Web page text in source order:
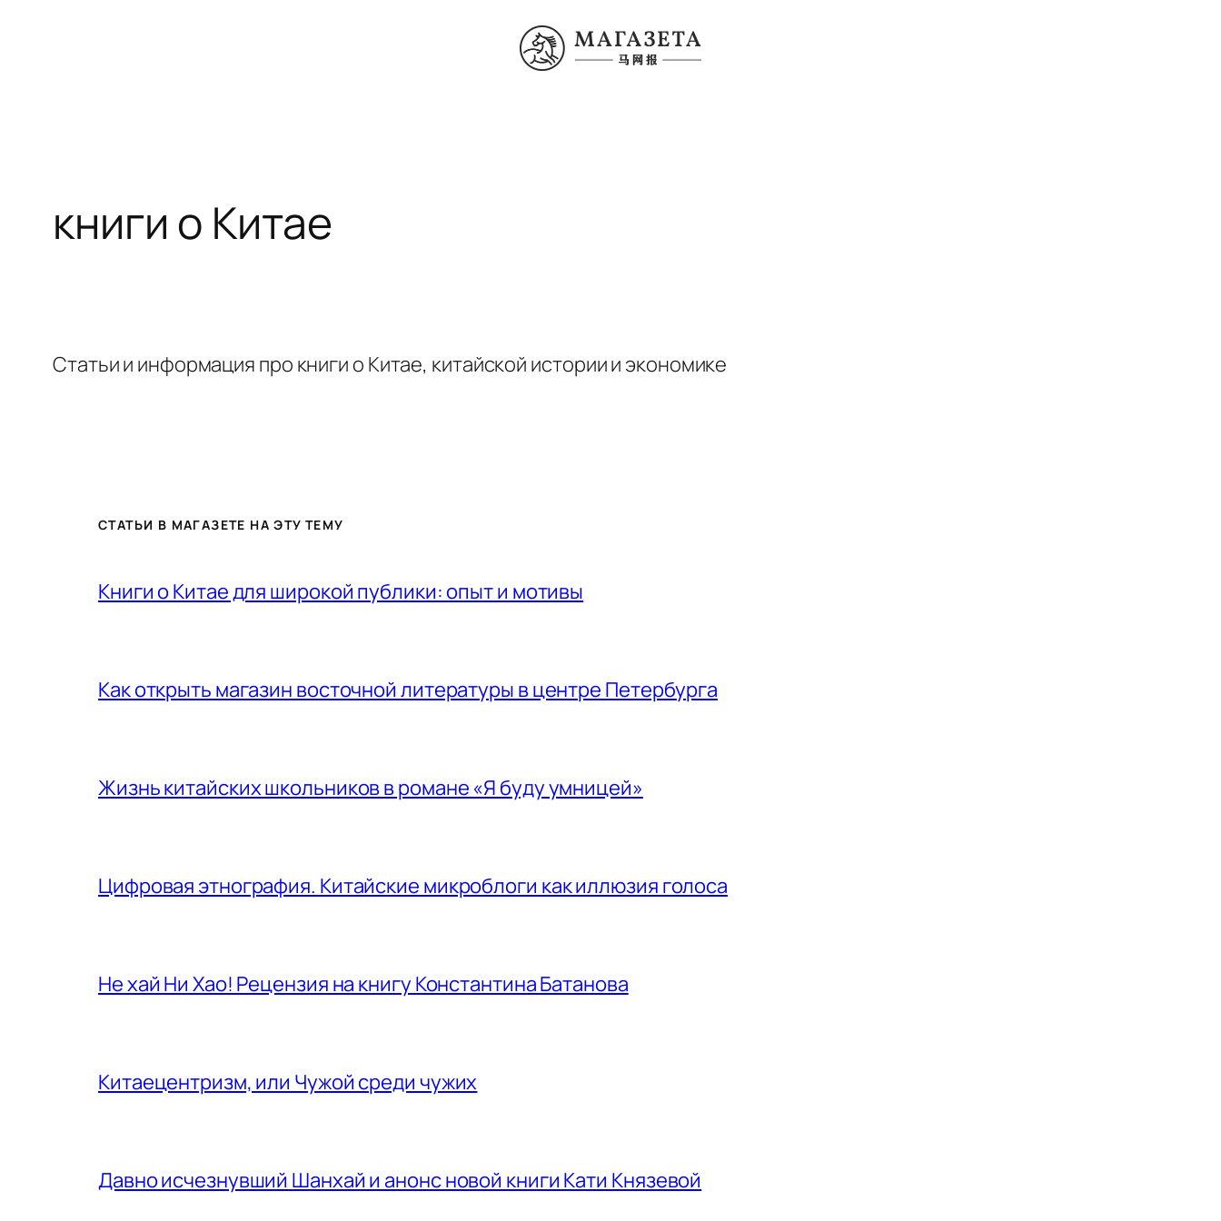
книги о Китае
Статьи и информация про книги о Китае, китайской истории и экономике
СТАТЬИ В МАГАЗЕТЕ НА ЭТУ ТЕМУ
Книги о Китае для широкой публики: опыт и мотивы
Как открыть магазин восточной литературы в центре Петербурга
Жизнь китайских школьников в романе «Я буду умницей»
Цифровая этнография. Китайские микроблоги как иллюзия голоса
Не хай Ни Хао! Рецензия на книгу Константина Батанова
Китаецентризм, или Чужой среди чужих
Давно исчезнувший Шанхай и анонс новой книги Кати Князевой